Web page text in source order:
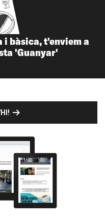
i bàsica, t'enviem a
'Guanyar'